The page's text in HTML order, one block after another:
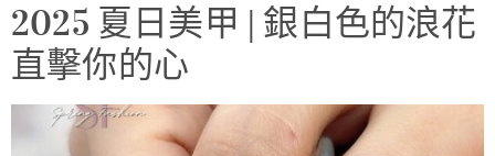
2025 夏日美甲 | 銀白色的浪花
直擊你的心